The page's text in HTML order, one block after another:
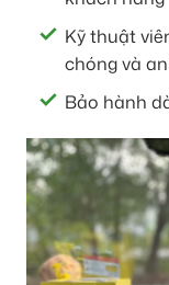
Kỹ thuật
chóng và
Bảo hành